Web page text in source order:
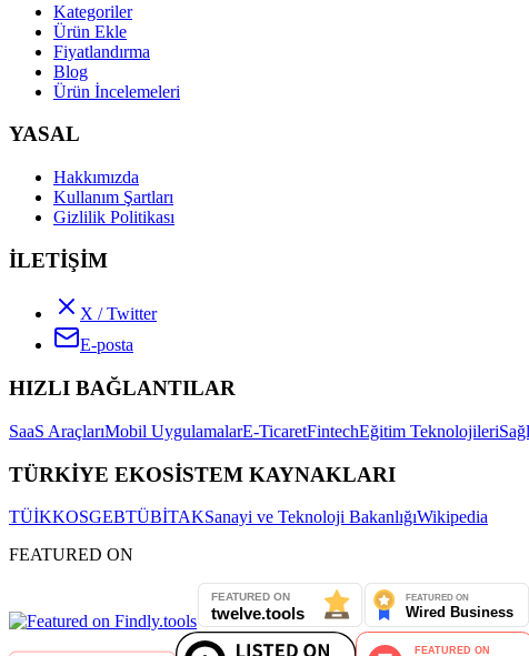
Kategoriler
Ürün Ekle
Fiyatlandırma
Blog
Ürün İncelemeleri
YASAL
Hakkımızda
Kullanım Şartları
Gizlilik Politikası
İLETİŞİM
X / Twitter
E-posta
HIZLI BAĞLANTILAR
SaaS AraçlarıMobil UygulamalarE-TicaretFintechEğitim Teknolojileri
TÜRKİYE EKOSİSTEM KAYNAKLARI
TÜİKKOSGEBTÜBİTAKSanayi ve Teknoloji BakanlığıWikipedia
FEATURED ON